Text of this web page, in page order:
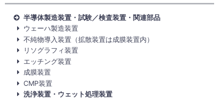
半導体製造装置・試験／検査装置・関連部品
ウェーハ製造装置
不純物導入装置（拡散装置は成膜装置内）
リソグラフィ装置
エッチング装置
成膜装置
CMP装置
洗浄装置・ウェット処理装置